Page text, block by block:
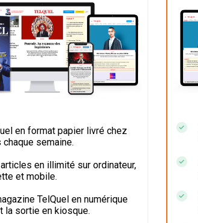
en format papier livré chez
chaque semaine.
en illimité sur ordinateur,
et mobile.
TelQuel en numérique
la sortie en kiosque.